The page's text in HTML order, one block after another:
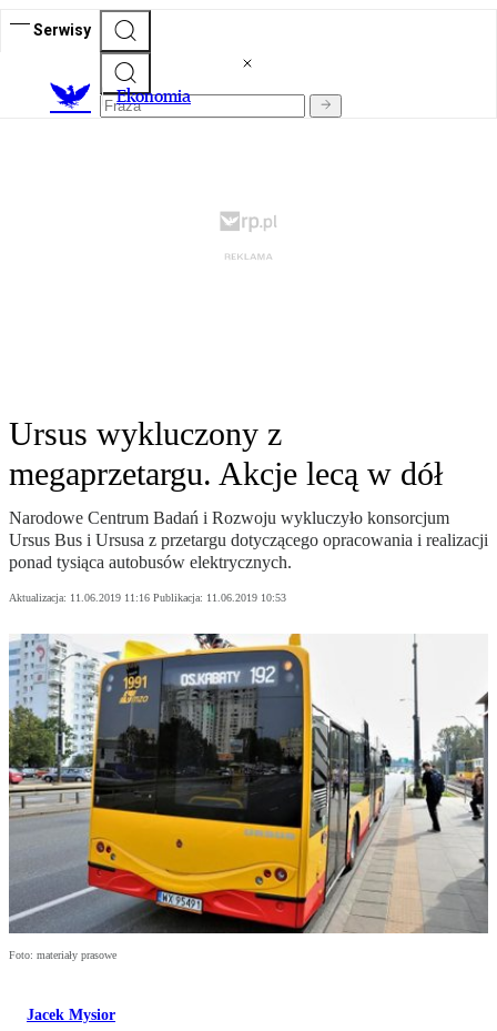
Serwisy
Ekonomia
Ursus wykluczony z
megaprzetargu. Akcje lecą w dół
Narodowe Centrum Badań i Rozwoju wykluczyło konsorcjum
Ursus Bus i Ursusa z przetargu dotyczącego opracowania i realizacji
ponad tysiąca autobusów elektrycznych.
Aktualizacja: 11.06.2019 11:16 Publikacja: 11.06.2019 10:53
Foto: materiały prasowe
Jacek Mysior